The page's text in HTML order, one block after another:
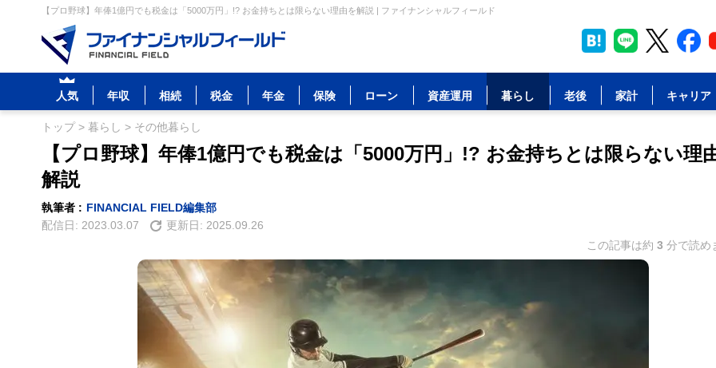
【プロ野球】年俸1億円でも税金は「5000万円」!? お金持ちとは限らない理由を解説 | ファイナンシャルフィールド
人気 年収 相続 税金 年金 保険 ローン 資産運用 暮らし 老後 家計 キャリア
トップ> 暮らし > その他暮らし
【プロ野球】年俸1億円でも税金は「5000万円」!? お金持ちとは限らない理
解説
執筆者 : FINANCIAL FIELD編集部
配信日: 2023.03.07 更新日: 2025.09.26
この記事は約 3 分で読め